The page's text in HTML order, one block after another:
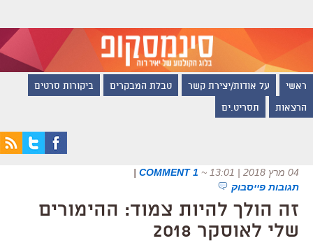
ראשי על אודות/יצירת קשר טבלת המבקרים ביקורות סרטים
הרצאות תסריט.ים
04 מרץ 2018 | 13:01 ~
1 COMMENT
|
תגובות פייסבוק
זה הולך להיות צמוד: ההימורים
שלי לאוסקר 2018